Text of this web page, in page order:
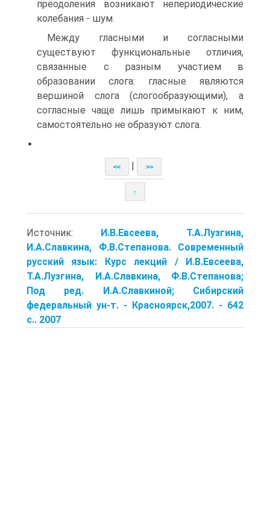
преодоления возникают непериодические
колебания - шум.
Между гласными и согласными
существуют функциональные отличия,
связанные с разным участием в
образовании слога: гласные являются
вершиной слога (слогообразующими), а
согласные чаще лишь примыкают к ним,
самостоятельно не образуют слога.
<< >>
↑
Источник: И.В.Евсеева, Т.А.Лузгина,
И.А.Славкина, Ф.В.Степанова. Современный
русский язык: Курс лекций / И.В.Евсеева,
Т.А.Лузгина, И.А.Славкина, Ф.В.Степанова;
Под ред. И.А.Славкиной; Сибирский
федеральный ун-т. - Красноярск,2007. - 642
с.. 2007